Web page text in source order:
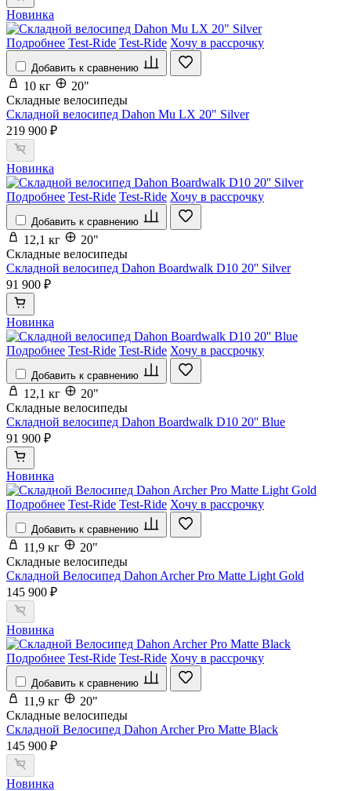
Новинка
Подробнее Test-Ride Test-Ride Хочу в рассрочку
Добавить к сравнению
10 кг
20"
Складные велосипеды
Складной велосипед Dahon Mu LX 20" Silver
219 900 ₽
Новинка
Подробнее Test-Ride Test-Ride Хочу в рассрочку
Добавить к сравнению
12,1 кг
20"
Складные велосипеды
Складной велосипед Dahon Boardwalk D10 20'' Silver
91 900 ₽
Новинка
Подробнее Test-Ride Test-Ride Хочу в рассрочку
Добавить к сравнению
12,1 кг
20"
Складные велосипеды
Складной велосипед Dahon Boardwalk D10 20'' Blue
91 900 ₽
Новинка
Подробнее Test-Ride Test-Ride Хочу в рассрочку
Добавить к сравнению
11,9 кг
20"
Складные велосипеды
Складной Велосипед Dahon Archer Pro Matte Light Gold
145 900 ₽
Новинка
Подробнее Test-Ride Test-Ride Хочу в рассрочку
Добавить к сравнению
11,9 кг
20"
Складные велосипеды
Складной Велосипед Dahon Archer Pro Matte Black
145 900 ₽
Новинка